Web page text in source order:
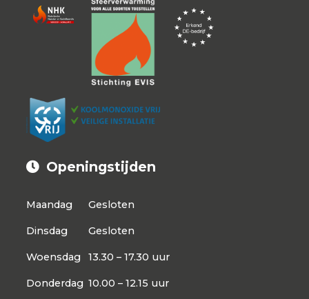
Openingstijden
Maandag Gesloten
Dinsdag Gesloten
Woensdag 13.30 – 17.30 uur
Donderdag 10.00 – 12.15 uur